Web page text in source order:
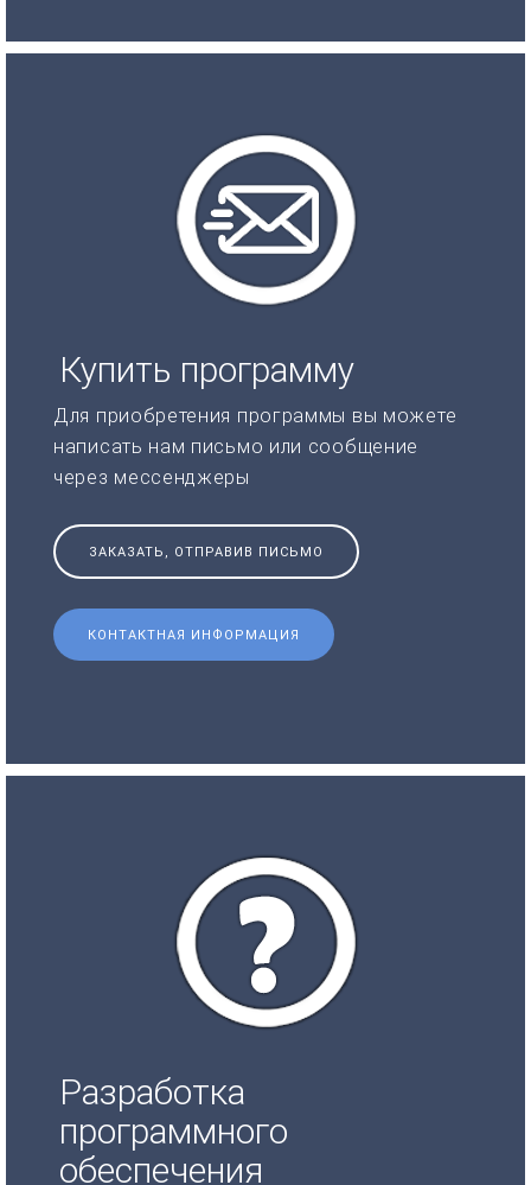
Купить программу
Для приобретения программы вы можете
написать нам письмо или сообщение
через мессенджеры
ЗАКАЗАТЬ, ОТПРАВИВ ПИСЬМО
КОНТАКТНАЯ ИНФОРМАЦИЯ
Разработка
программного
обеспечения